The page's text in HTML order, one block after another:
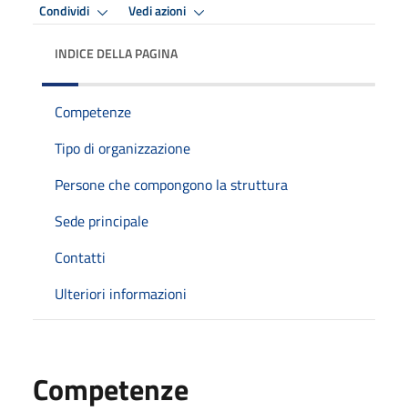
Condividi Vedi azioni
INDICE DELLA PAGINA
Competenze
Tipo di organizzazione
Persone che compongono la struttura
Sede principale
Contatti
Ulteriori informazioni
Competenze